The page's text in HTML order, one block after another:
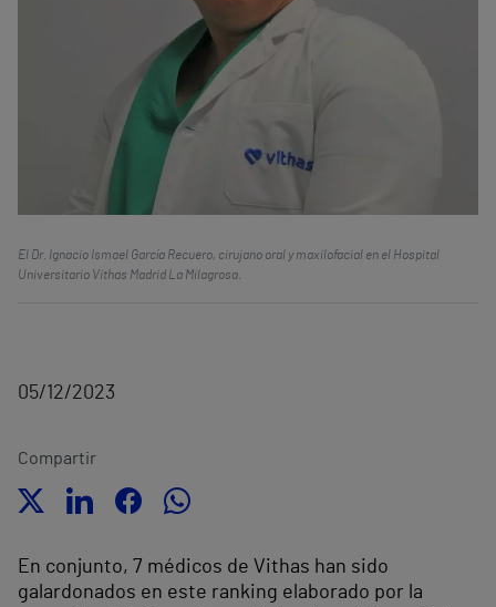
El Dr. Ignacio Ismael García Recuero, cirujano oral y maxilofacial en el Hospital
Universitario Vithas Madrid La Milagrosa.
05/12/2023
Compartir
En conjunto, 7 médicos de Vithas han sido
galardonados en este ranking elaborado por la